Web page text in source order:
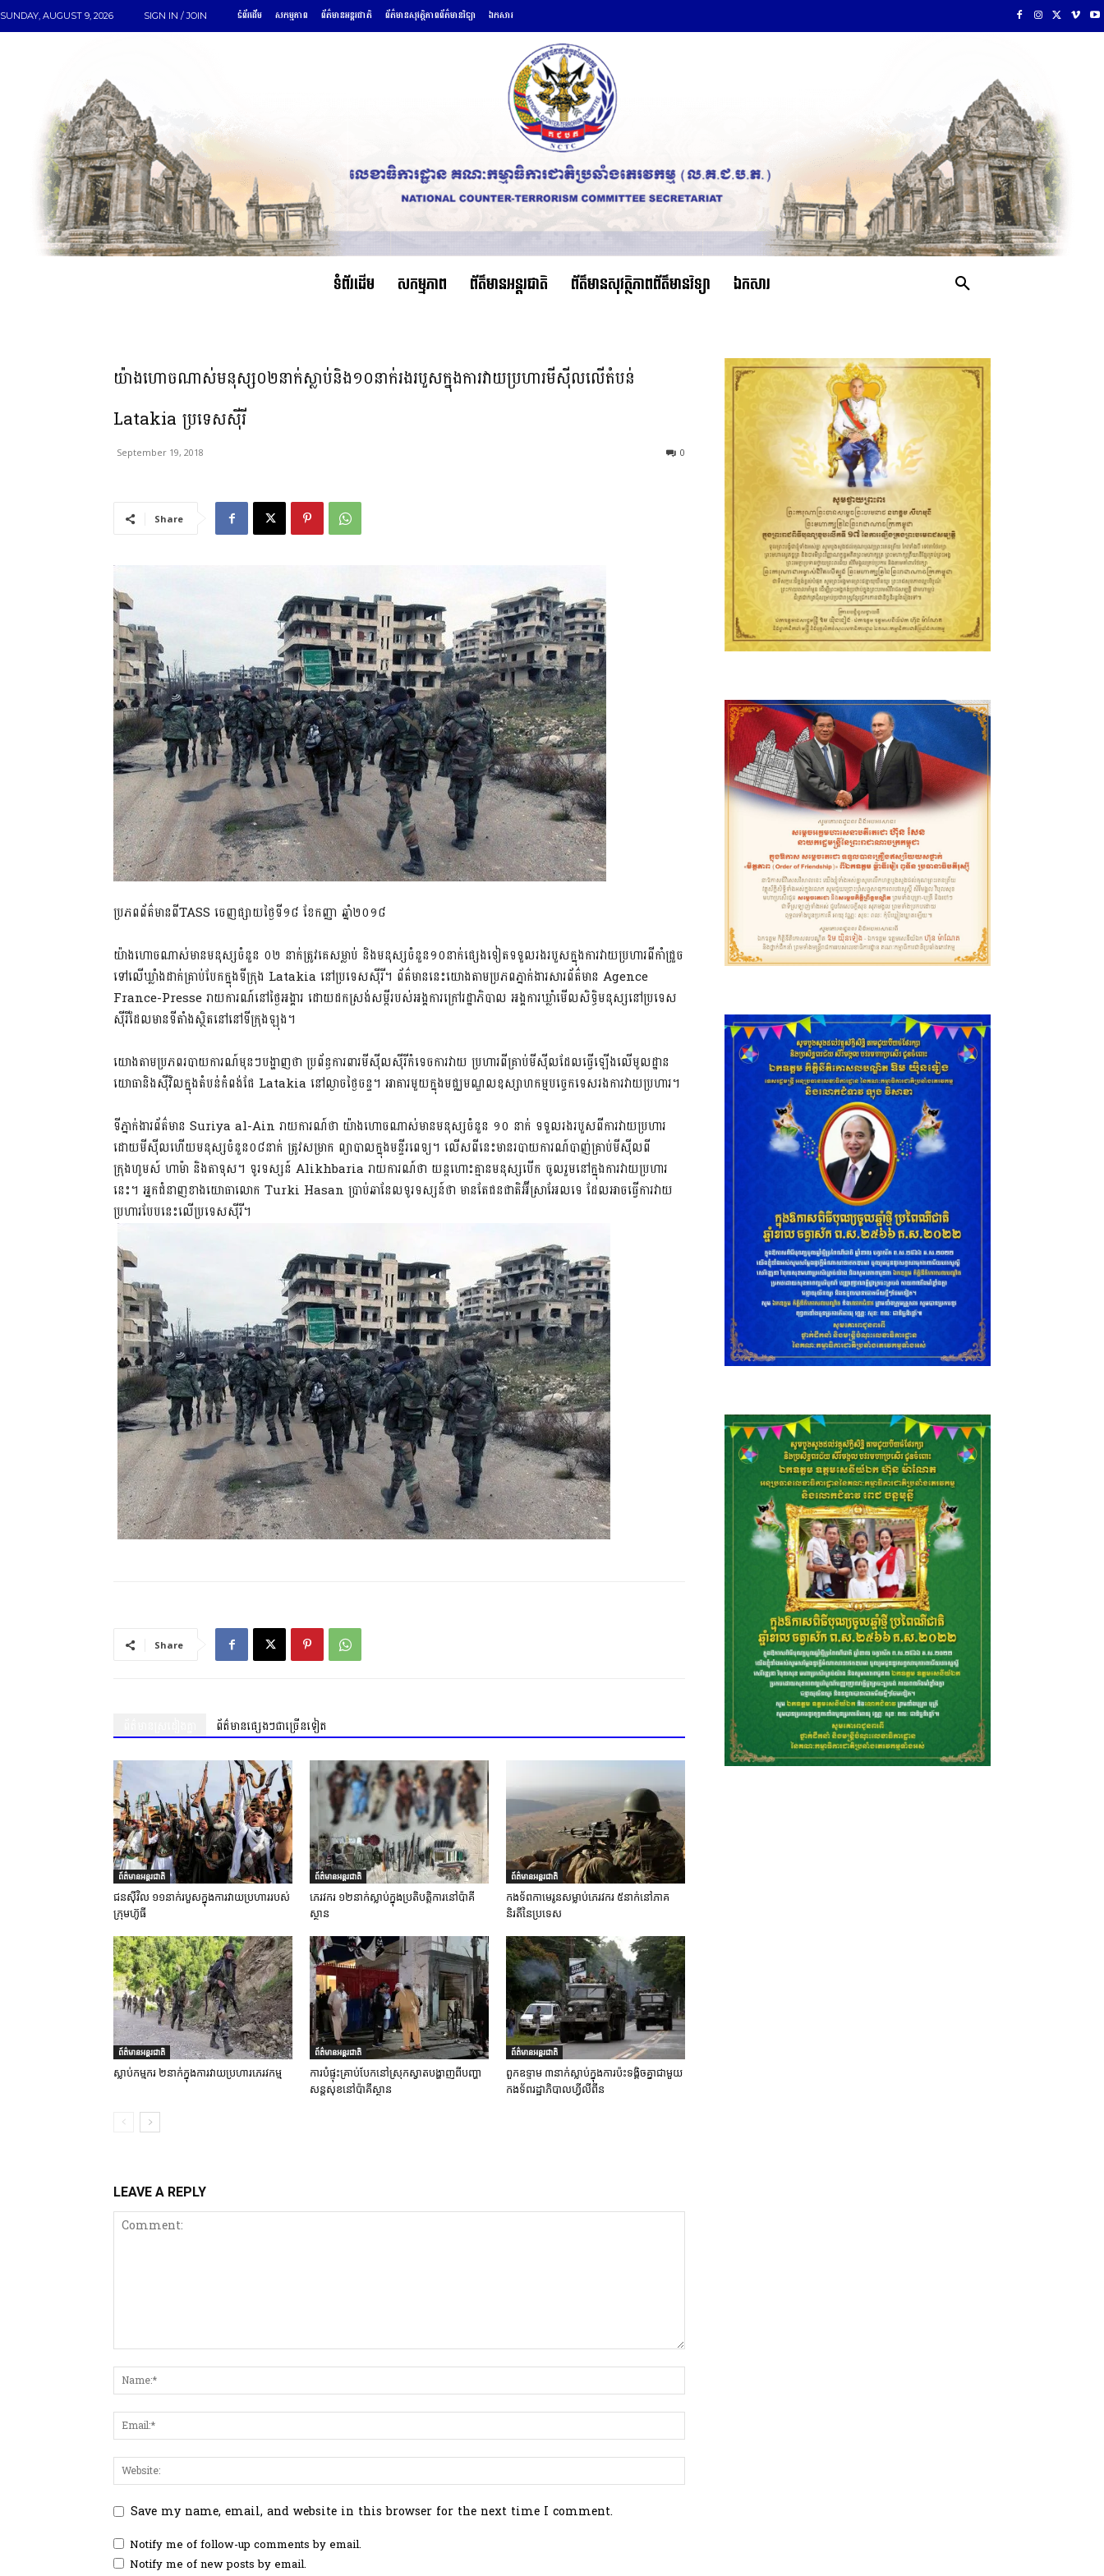
SUNDAY, AUGUST 9, 2026 SIGN IN / JOIN ទំព័រដើម សកម្មភាព ព័ត៌មានអន្តរជាតិ ព័ត៌មានសុវត្ថិភាពព័ត៌មានវិទ្យា ឯកសារ
ទំព័រដើម សកម្មភាព ព័ត៌មានអន្តរជាតិ ព័ត៌មានសុវត្ថិភាពព័ត៌មានវិទ្យា ឯកសារ
យ៉ាងហោចណាស់មនុស្ស០២នាក់ស្លាប់និង១០នាក់រងរបួសក្នុងការវាយប្រហារមីស៊ីលលើតំបន់
Latakia ប្រទេសស៊ីរី
September 19, 2018 0
Share
ប្រភពព័ត៌មានពីTASS ចេញផ្សាយថ្ងៃទី១៨ ខែកញ្ញា ឆ្នាំ២០១៨
យ៉ាងហោចណាស់មានមនុស្សចំនួន ០២ នាក់ត្រូវគេសម្លាប់ និងមនុស្សចំនួន១០នាក់ផ្សេង​ទៀត​ទទួលរងរបួសក្នុងការវាយប្រហារពីកាំជ្រួច
ទៅលើឃ្លាំងដាក់គ្រាប់បែកក្នុងទីក្រុង Latakia នៅប្រទេសស៊ីរី។ ព័ត៌មាននេះយោងតាមប្រភពភ្នាក់ងារសារព័ត៌មាន Agence
France-Presse រាយការណ៍នៅថ្ងៃអង្គារ ដោយដកស្រង់សម្តីរបស់អង្គការក្រៅរដ្ឋាភិបាល អង្គការឃ្លាំមើលសិទ្ធិមនុស្សនៅប្រទេស
ស៊ីរីដែលមានទីតាំងស្ថិតនៅនៅ​ទីក្រុង​ឡុ​ង។
យោងតាមប្រភពរបាយការណ៍មុនៗបង្ហាញថា ប្រព័ន្ធការពារមីស៊ីលស៊ីរីកំទេចការវាយ ប្រហារពីគ្រាប់មីស៊ីលដែលធ្វើឡើងលើមូលដ្ឋាន
យោធានិងស៊ីវិលក្នុងតំបន់កំពង់ផែ Latakia នៅល្ងាចថ្ងៃចន្ទ។ អាគារមួយក្នុងមជ្ឈមណ្ឌលឧស្សាហកម្មបច្ចេកទេសរងការវាយប្រហារ។
ទីភ្នាក់ងារព័ត៌មាន Suriya al-Ain រាយការណ៍ថា យ៉ាងហោចណាស់មានមនុស្សចំនួន ១០ នាក់ ទទួលរងរបួសពីការវាយប្រហារ
ដោយមីស៊ីលហើយមនុស្សចំនួន០៨នាក់ ត្រូវសម្រាក ព្យាបាលក្នុងមន្ទីរពេទ្យ។ លើសពីនេះមានរបាយការណ៍បាញ់គ្រាប់មីស៊ីល​ពី
ក្រុងហូមស៍ ហាម៉ា និងតាទុស។ ទូរទស្សន៍ Alikhbaria រាយការណ៍ថា​ យន្តហោះគ្មានមនុស្សបើក​ ចូលរួមនៅក្នុងការវាយប្រហារ
នេះ។ អ្នកជំនាញខាងយោធាលោក Turki Hasan ប្រាប់ឆានែលទូរទស្សន៍ថា មានតែជនជាតិអ៊ីស្រាអែលទេ ដែលអាចធ្វើការវាយ​
ប្រហារបែប​នេះ​លើប្រទេសស៊ីរី។
Share
ព័ត៌មានផ្សេងៗជាច្រើនទៀត
ព័ត៌មានអន្តរជាតិ
ជនស៊ីវិល ១១នាក់របួសក្នុងការវាយប្រហាររបស់
ក្រុមហ៊ូធី
ព័ត៌មានអន្តរជាតិ
ភេរវករ ១២នាក់ស្លាប់ក្នុងប្រតិបត្តិការនៅប៉ាគី
ស្ថាន
ព័ត៌មានអន្តរជាតិ
កងទ័ពកាមេរូនសម្លាប់ភេរវករ ៥នាក់នៅភាគ
និរតីនៃប្រទេស
ព័ត៌មានអន្តរជាតិ
ស្លាប់កម្មករ ២នាក់ក្នុងការវាយប្រហារភេរវកម្ម
ព័ត៌មានអន្តរជាតិ
ការបំផ្ទុះគ្រាប់បែកនៅស្រុកស្វាតបង្ហាញពីបញ្ហា
សន្តសុខនៅប៉ាគីស្ថាន
ព័ត៌មានអន្តរជាតិ
ពួកឧទ្ទាម ៣នាក់ស្លាប់ក្នុងការប៉ះទង្គិចគ្នាជាមួយ
កងទ័ពរដ្ឋាភិបាលហ្វីលីពីន
LEAVE A REPLY
Save my name, email, and website in this browser for the next time I comment.
Notify me of follow-up comments by email.
Notify me of new posts by email.